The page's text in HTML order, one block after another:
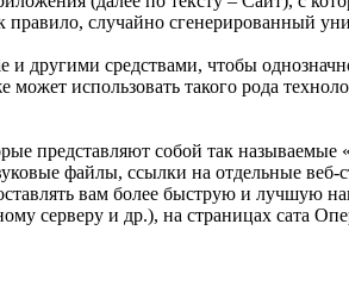
правило, случайно сгенерированный
и другими средствами, чтобы
использовать такого рода
представляют собой так называемые
файлы, ссылки на отдельные веб-
вам более быструю и лучшую
серверу и др.), на страницах сата